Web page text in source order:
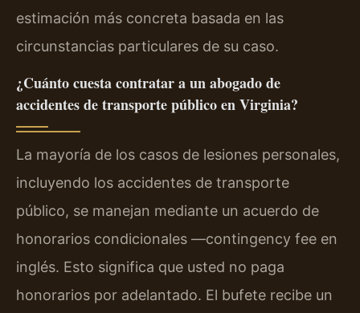
estimación más concreta basada en las
circunstancias particulares de su caso.
¿Cuánto cuesta contratar a un abogado de
accidentes de transporte público en Virginia?
La mayoría de los casos de lesiones personales,
incluyendo los accidentes de transporte
público, se manejan mediante un acuerdo de
honorarios condicionales —contingency fee en
inglés. Esto significa que usted no paga
honorarios por adelantado. El bufete recibe un